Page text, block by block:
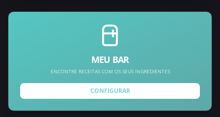
MEU BAR
ENCONTRE RECEITAS COM OS SEUS INGREDIENTES
CONFIGURAR